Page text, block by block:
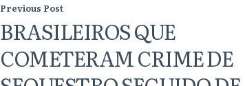
Previous Post
BRASILEIROS QUE
COMETERAM CRIME DE